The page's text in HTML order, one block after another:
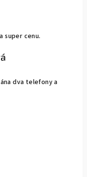
hvězdiček.
super cenu.
hvězdiček.
dva telefony a
hvězdiček.
hvězdiček.